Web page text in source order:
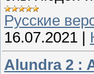
Русские
16.07.2021 |
Alundra 2 :